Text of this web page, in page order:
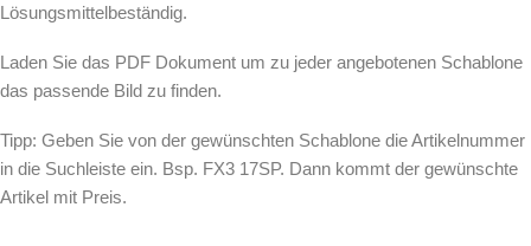
Lösungsmittelbeständig.
Laden Sie das PDF Dokument um zu jeder angebotenen Schablone
das passende Bild zu finden.
Tipp: Geben Sie von der gewünschten Schablone die Artikelnummer
in die Suchleiste ein. Bsp. FX3 17SP. Dann kommt der gewünschte
Artikel mit Preis.